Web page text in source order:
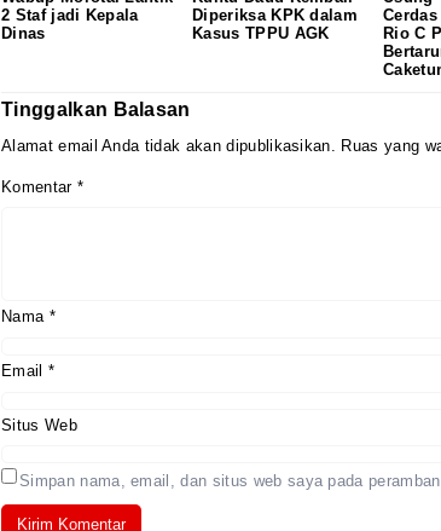
2 Staf jadi Kepala
Dinas
Diperiksa KPK dalam
Kasus TPPU AGK
Rio C
Tinggalkan Balasan
Alamat email Anda tidak akan dipublikasikan. Ruas yang
Komentar *
Nama *
Email *
Situs Web
Simpan nama, email, dan situs web saya pada